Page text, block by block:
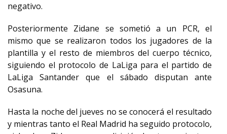
negativo.
Posteriormente Zidane se sometió a un PCR, el
mismo que se realizaron todos los jugadores de la
plantilla y el resto de miembros del cuerpo técnico,
siguiendo el protocolo de LaLiga para el partido de
LaLiga Santander que el sábado disputan ante
Osasuna.
Hasta la noche del jueves no se conocerá el resultado
y mientras tanto el Real Madrid ha seguido protocolo,